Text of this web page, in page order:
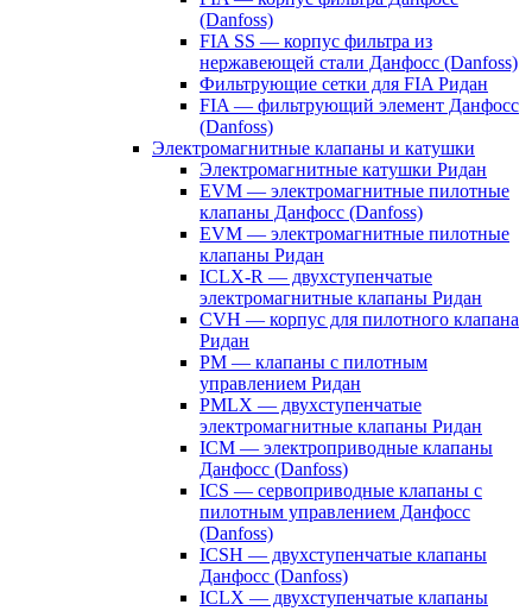
(Danfoss)
FIA SS — корпус фильтра из
нержавеющей стали Данфосс (Danfoss)
Фильтрующие сетки для FIA Ридан
FIA — фильтрующий элемент Данфосс
(Danfoss)
Электромагнитные клапаны и катушки
Электромагнитные катушки Ридан
EVM — электромагнитные пилотные
клапаны Данфосс (Danfoss)
EVM — электромагнитные пилотные
клапаны Ридан
ICLX-R — двухступенчатые
электромагнитные клапаны Ридан
CVH — корпус для пилотного клапана
Ридан
PM — клапаны с пилотным
управлением Ридан
PMLX — двухступенчатые
электромагнитные клапаны Ридан
ICM — электроприводные клапаны
Данфосс (Danfoss)
ICS — сервоприводные клапаны с
пилотным управлением Данфосс
(Danfoss)
ICSH — двухступенчатые клапаны
Данфосс (Danfoss)
ICLX — двухступенчатые клапаны